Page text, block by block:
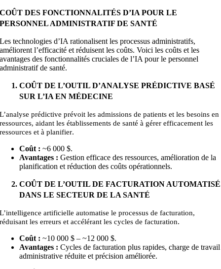
COÛT DES FONCTIONNALITÉS D’IA POUR LE
PERSONNEL ADMINISTRATIF DE SANTÉ
Les technologies d’IA rationalisent les processus administratifs,
améliorent l’efficacité et réduisent les coûts. Voici les coûts et les
avantages des fonctionnalités cruciales de l’IA pour le personnel
administratif de santé.
COÛT DE L’OUTIL D’ANALYSE PRÉDICTIVE BASÉ
SUR L’IA EN MÉDECINE
L’analyse prédictive prévoit les admissions de patients et les besoins en
ressources, aidant les établissements de santé à gérer efficacement les
ressources et à planifier.
Coût : ~6 000 $.
Avantages :Gestion efficace des ressources, amélioration de la
planification et réduction des coûts opérationnels.
COÛT DE L’OUTIL DE FACTURATION AUTOMATISÉ
DANS LE SECTEUR DE LA SANTÉ
L’intelligence artificielle automatise le processus de facturation,
réduisant les erreurs et accélérant les cycles de facturation.
Coût : ~10 000 $ – ~12000 $.
Avantages :Cycles de facturation plus rapides, charge de travail
administrative réduite et précision améliorée.